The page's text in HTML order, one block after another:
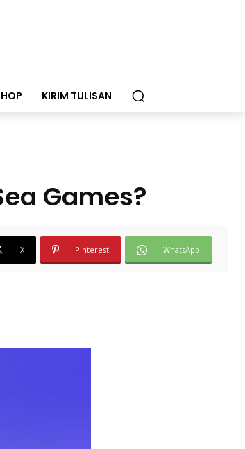
KIRIM TULISAN
Games?
X Pinterest WhatsApp